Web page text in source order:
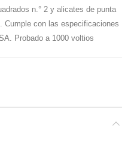
n.° 2 y alicates de punta
Cumple con las especificaciones
Probado a 1000 voltios